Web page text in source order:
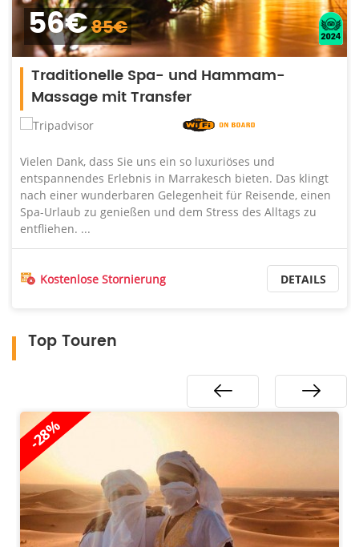
Spa- und Hammam-
Transfer
Sie uns ein so luxuriöses und
in Marrakesch bieten. Das klingt
Gelegenheit für Reisende, einen
und dem Stress des Alltags zu
13€
jährliches
UNESCO
Kulturerbe. Bei
viele andere
Kostenlose
Top Touren
-28%